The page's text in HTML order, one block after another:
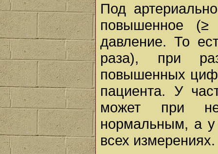
Под
повышен­ное (≥
давление. То
раза), при
повышенных
пациента. У
может при
нормальным, а у
всех измерениях.